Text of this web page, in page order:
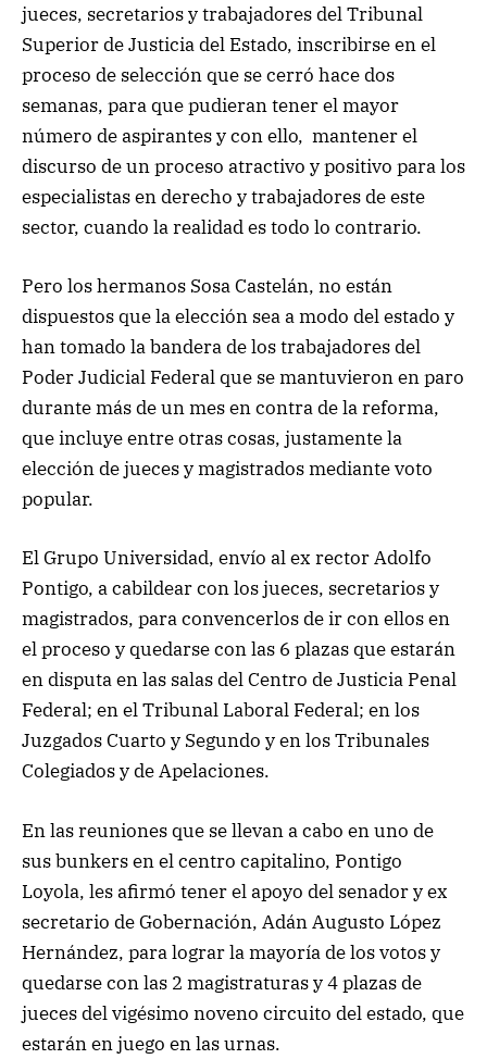
jueces, secretarios y trabajadores del Tribunal
Superior de Justicia del Estado, inscribirse en el
proceso de selección que se cerró hace dos
semanas, para que pudieran tener el mayor
número de aspirantes y con ello, mantener el
discurso de un proceso atractivo y positivo para los
especialistas en derecho y trabajadores de este
sector, cuando la realidad es todo lo contrario.
Pero los hermanos Sosa Castelán, no están
dispuestos que la elección sea a modo del estado y
han tomado la bandera de los trabajadores del
Poder Judicial Federal que se mantuvieron en paro
durante más de un mes en contra de la reforma,
que incluye entre otras cosas, justamente la
elección de jueces y magistrados mediante voto
popular.
El Grupo Universidad, envío al ex rector Adolfo
Pontigo, a cabildear con los jueces, secretarios y
magistrados, para convencerlos de ir con ellos en
el proceso y quedarse con las 6 plazas que estarán
en disputa en las salas del Centro de Justicia Penal
Federal; en el Tribunal Laboral Federal; en los
Juzgados Cuarto y Segundo y en los Tribunales
Colegiados y de Apelaciones.
En las reuniones que se llevan a cabo en uno de
sus bunkers en el centro capitalino, Pontigo
Loyola, les afirmó tener el apoyo del senador y ex
secretario de Gobernación, Adán Augusto López
Hernández, para lograr la mayoría de los votos y
quedarse con las 2 magistraturas y 4 plazas de
jueces del vigésimo noveno circuito del estado, que
estarán en juego en las urnas.